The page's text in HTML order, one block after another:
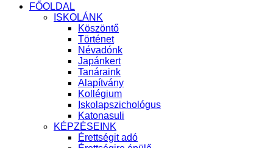
FŐOLDAL
ISKOLÁNK
Köszöntő
Történet
Névadónk
Japánkert
Tanáraink
Alapítvány
Kollégium
Iskolapszichológus
Katonasuli
KÉPZÉSEINK
Érettségit adó